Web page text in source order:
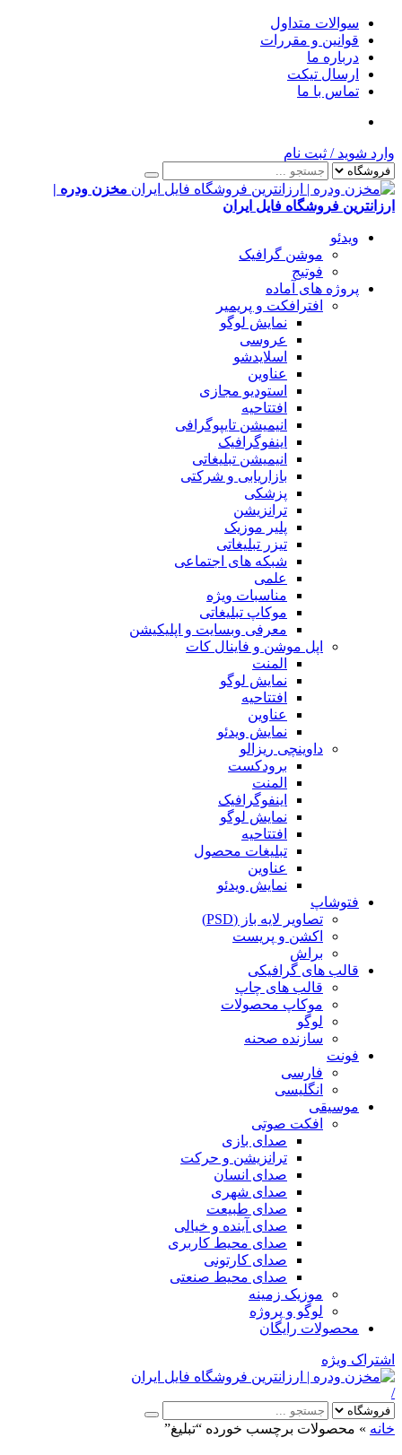
سوالات متداول
قوانین و مقررات
درباره ما
ارسال تیکت
تماس با ما
وارد شوید / ثبت نام
مخزن ودره |
ارزانترین فروشگاه فایل ایران
ویدئو
موشن گرافیک
فوتیج
پروژه های آماده
افترافکت و پریمیر
نمایش لوگو
عروسی
اسلایدشو
عناوین
استودیو مجازی
افتتاحیه
انیمیشن تایپوگرافی
اینفوگرافیک
انیمیشن تبلیغاتی
بازاریابی و شرکتی
پزشکی
ترانزیشن
پلیر موزیک
تیزر تبلیغاتی
شبکه های اجتماعی
علمی
مناسبات ویژه
موکاپ تبلیغاتی
معرفی وبسایت و اپلیکیشن
اپل موشن و فاینال کات
المنت
نمایش لوگو
افتتاحیه
عناوین
نمایش ویدئو
داوینچی ریزالو
برودکست
المنت
اینفوگرافیک
نمایش لوگو
افتتاحیه
تبلیغات محصول
عناوین
نمایش ویدئو
فتوشاپ
تصاویر لایه باز (PSD)
اکشن و پریست
براش
قالب های گرافیکی
قالب های چاپ
موکاپ محصولات
لوگو
سازنده صحنه
فونت
فارسی
انگلیسی
موسیقی
افکت صوتی
صدای بازی
ترانزیشن و حرکت
صدای انسان
صدای شهری
صدای طبیعت
صدای آینده و خیالی
صدای محیط کاربری
صدای کارتونی
صدای محیط صنعتی
موزیک زمینه
لوگو و پروژه
محصولات رایگان
اشتراک ویژه
/
خانه » محصولات برچسب خورده “تبلیغ”